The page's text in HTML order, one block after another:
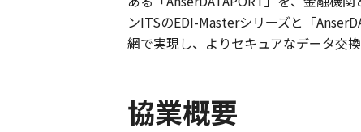
ンITSのEDI-Masterシリーズと「
網で実現し、よりセキュアなデータ交換
協業概要